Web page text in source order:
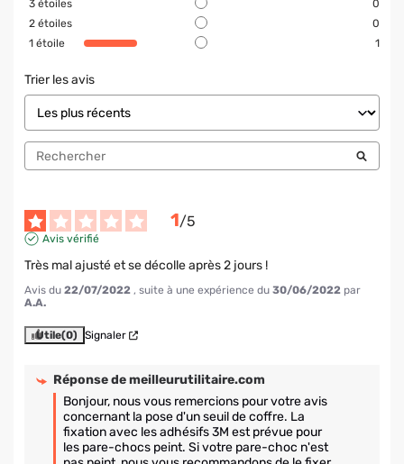
3 étoiles
0
2 étoiles
0
1 étoile 1
Trier les avis
1/5
Avis vérifié
Très mal ajusté et se décolle après 2 jours !
Avis du 22/07/2022 , suite à une expérience du 30/06/2022 par
A.A.
Utile(0) Signaler
Réponse demeilleurutilitaire.com
Bonjour, nous vous remercions pour votre avis
concernant la pose d'un seuil de coffre. La
fixation avec les adhésifs 3M est prévue pour
les pare-chocs peint. Si votre pare-choc n'est